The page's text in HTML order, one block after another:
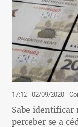
17:12 - 02/09/2020-
Sabe identificar
perceber se a